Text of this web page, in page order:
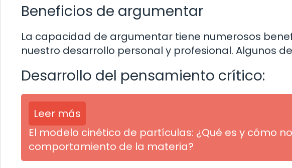
Beneficios de argumentar
La capacidad de argumentar tiene numerosos
nuestro desarrollo personal y profesional. Algunos
Desarrollo del pensamiento crítico:
Leer más
El modelo cinético de partículas: ¿Qué es y cómo
comportamiento de la materia?